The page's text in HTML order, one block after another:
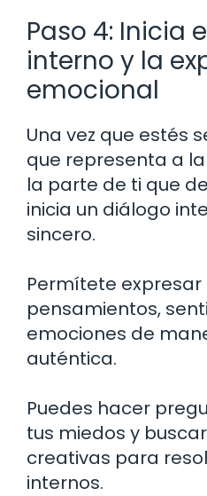
Paso 4: Inicia
interno y la
emocional
Una vez que estés
que representa a
la parte de ti que
inicia un diálogo
sincero.
Permítete expresar
pensamientos,
emociones de
auténtica.
Puedes hacer
tus miedos y
creativas para
internos.